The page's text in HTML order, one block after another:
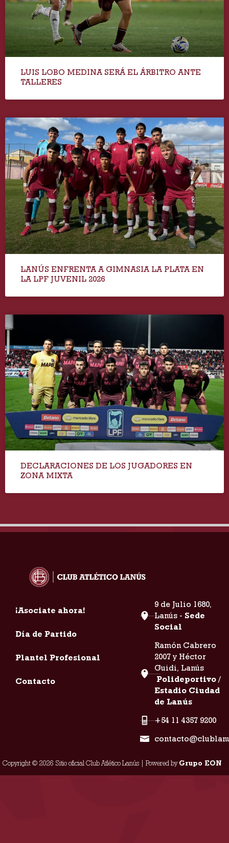
LUIS LOBO MEDINA SERÁ EL ÁRBITRO ANTE
TALLERES
LANÚS ENFRENTA A GIMNASIA LA PLATA EN
LA LPF JUVENIL 2026
DECLARACIONES DE LOS JUGADORES EN
ZONA MIXTA
¡Asociate ahora!
Día de Partido
Plantel Profesional
Contacto
9 de Julio 1680,
Lanús - Sede
Social
Ramón Cabrero
2007 y Héctor
Guidi, Lanús
Polideportivo /
Estadio Ciudad
de Lanús
+54 11 4357 9200
Copyright © 2026 Sitio oficial Club Atlético Lanús | Powered byGrupo EON